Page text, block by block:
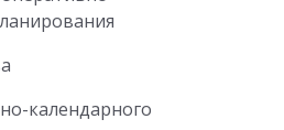
календарного